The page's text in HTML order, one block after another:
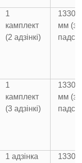
1
камплект
(2 адзінкі)
мм (з
1
камплект
(3 адзінкі)
мм (з
1 адзінка